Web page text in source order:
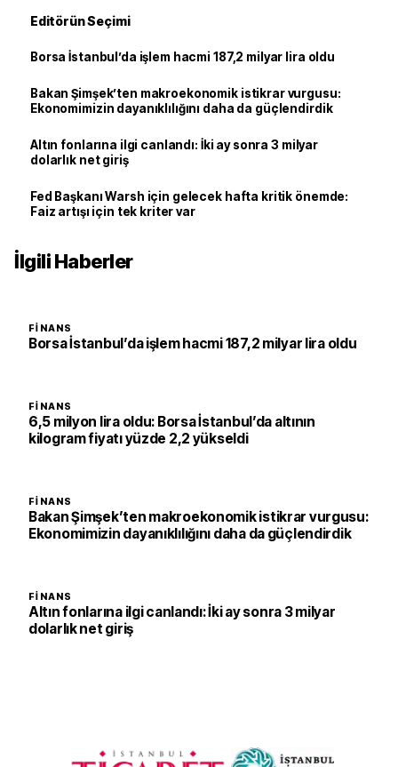
Editörün Seçimi
Borsa İstanbul’da işlem hacmi 187,2 milyar lira oldu
Bakan Şimşek’ten makroekonomik istikrar vurgusu:
Ekonomimizin dayanıklılığını daha da güçlendirdik
Altın fonlarına ilgi canlandı: İki ay sonra 3 milyar
dolarlık net giriş
Fed Başkanı Warsh için gelecek hafta kritik önemde:
Faiz artışı için tek kriter var
İlgili Haberler
FINANS
Borsa İstanbul’da işlem hacmi 187,2 milyar lira oldu
FINANS
6,5 milyon lira oldu: Borsa İstanbul’da altının
kilogram fiyatı yüzde 2,2 yükseldi
FINANS
Bakan Şimşek’ten makroekonomik istikrar vurgusu:
Ekonomimizin dayanıklılığını daha da güçlendirdik
FINANS
Altın fonlarına ilgi canlandı: İki ay sonra 3 milyar
dolarlık net giriş